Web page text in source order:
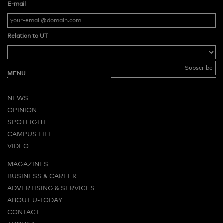
E-mail
Relation to UT
MENU
NEWS
OPINION
SPOTLIGHT
CAMPUS LIFE
VIDEO
MAGAZINES
BUSINESS & CAREER
ADVERTISING & SERVICES
ABOUT U-TODAY
CONTACT